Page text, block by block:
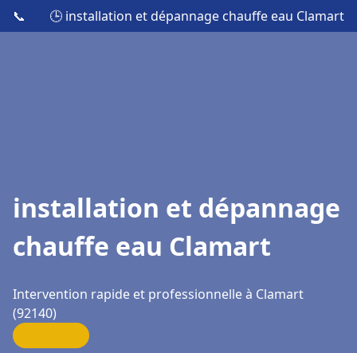
📞 🕒 installation et dépannage chauffe eau Clamart
installation et dépannage
chauffe eau Clamart
Intervention rapide et professionnelle à Clamart
(92140)